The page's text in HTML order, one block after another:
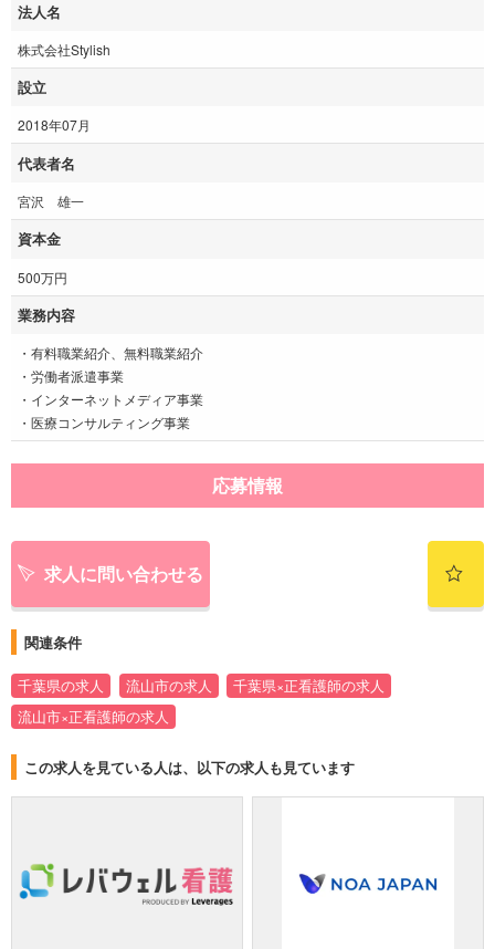
法人名
株式会社Stylish
設立
2018年07月
代表者名
宮沢 雄一
資本金
500万円
業務内容
・有料職業紹介、無料職業紹介
・労働者派遣事業
・インターネットメディア事業
・医療コンサルティング事業
応募情報
求人に問い合わせる
関連条件
千葉県の求人 流山市の求人
千葉県×正看護師の求人
流山市×正看護師の求人
この求人を見ている人は、以下の求人も見ています